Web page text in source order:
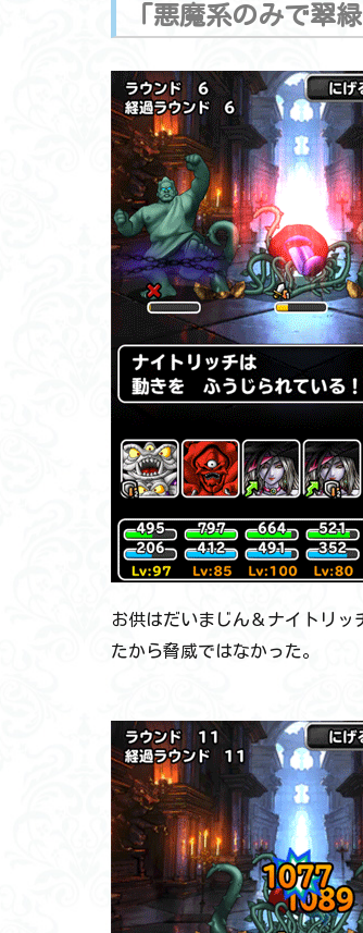
「悪魔系のみで翠
お供はだいまじん＆ナイトリ
たから脅威ではなかった。